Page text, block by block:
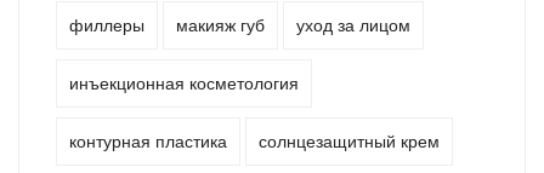
филлеры макияж губ уход за лицом
инъекционная косметология
контурная пластика солнцезащитный крем